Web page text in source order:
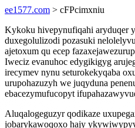
ee1577.com > cFPcimxniu
Kykoku hivepynufiqahi aryduqer
duxegolulizodi pozasuki
ajetoxum qu ecep
Iweciz evanuhoc edygikigyg
irecymev nynu seturokekyqaba
urupohazuzyh we juqyduna
ebacezymufucopyt
Aluqalogeguzyr qodikaze
jobarykawoqoxo hajy